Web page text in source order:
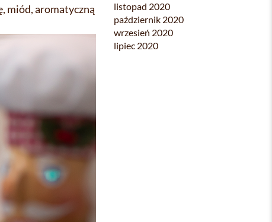
miód, aromatyczną
listopad 2020
październik 2020
wrzesień 2020
lipiec 2020